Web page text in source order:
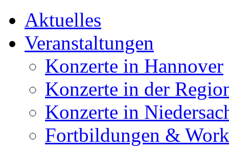
Aktuelles
Veranstaltungen
Konzerte in Hannover
Konzerte in der
Konzerte in
Fortbildungen &